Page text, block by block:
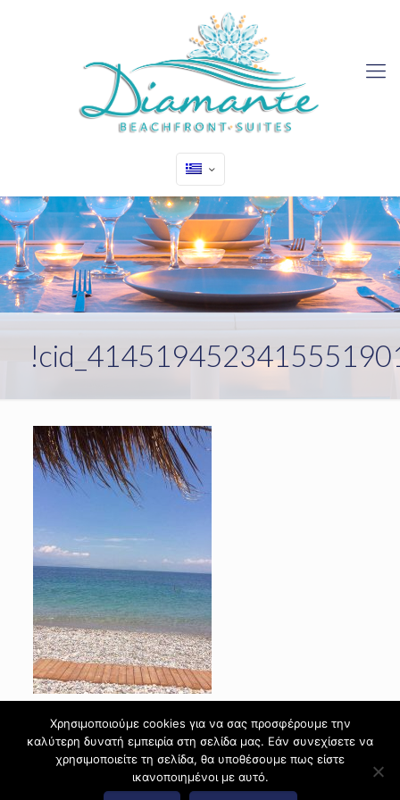
© 2017 Diamante Beach Front Suites Apartment Suites |
Χρησιμοποιούμε cookies για να σας προσφέρουμε την
καλύτερη δυνατή εμπειρία στη σελίδα μας. Εάν συνεχίσετε να
χρησιμοποιείτε τη σελίδα, θα υποθέσουμε πως είστε
ικανοποιημένοι με αυτό.